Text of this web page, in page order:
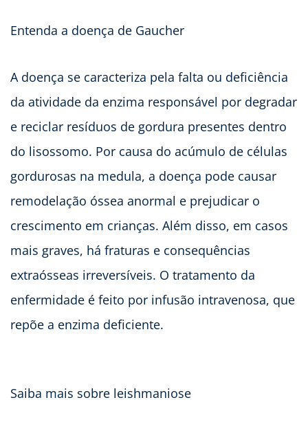
Entenda a doença de Gaucher
A doença se caracteriza pela falta ou deficiência
da atividade da enzima responsável por degradar
e reciclar resíduos de gordura presentes dentro
do lisossomo. Por causa do acúmulo de células
gordurosas na medula, a doença pode causar
remodelação óssea anormal e prejudicar o
crescimento em crianças. Além disso, em casos
mais graves, há fraturas e consequências
extraósseas irreversíveis. O tratamento da
enfermidade é feito por infusão intravenosa, que
repõe a enzima deficiente.
Saiba mais sobre leishmaniose